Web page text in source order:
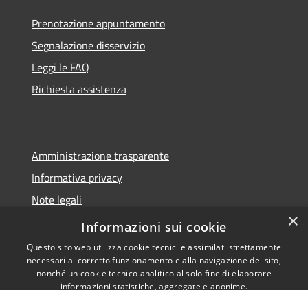
Prenotazione appuntamento
Segnalazione disservizio
Leggi le FAQ
Richiesta assistenza
Amministrazione trasparente
Informativa privacy
Note legali
Dichiarazione di accessibilità
×
Informazioni sui cookie
Questo sito web utilizza cookie tecnici e assimilati strettamente
necessari al corretto funzionamento e alla navigazione del sito,
nonché un cookie tecnico analitico al solo fine di elaborare
informazioni statistiche, aggregate e anonime.